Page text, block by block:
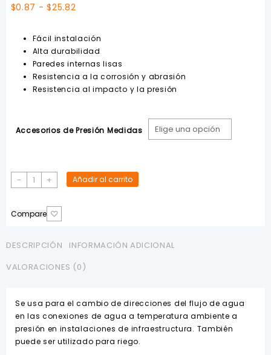
$0.87 - $25.82Rango
precios:
desde
$0.87
hasta
$25.82
Fácil instalación
Alta durabilidad
Paredes internas lisas
Resistencia a la corrosión y abrasión
Resistencia al impacto y la presión
Accesorios de Presión Medidas
-
Tee
90°
de
Pegable
EX
+ Añadir al carrito
Compare
DESCRIPCIÓN
INFORMACIÓN ADICIONAL
VALORACIONES (0)
Se usa para el cambio de direcciones del flujo de agua
en las conexiones de agua a temperatura ambiente a
presión en instalaciones de infraestructura. También
puede ser utilizado para riego.